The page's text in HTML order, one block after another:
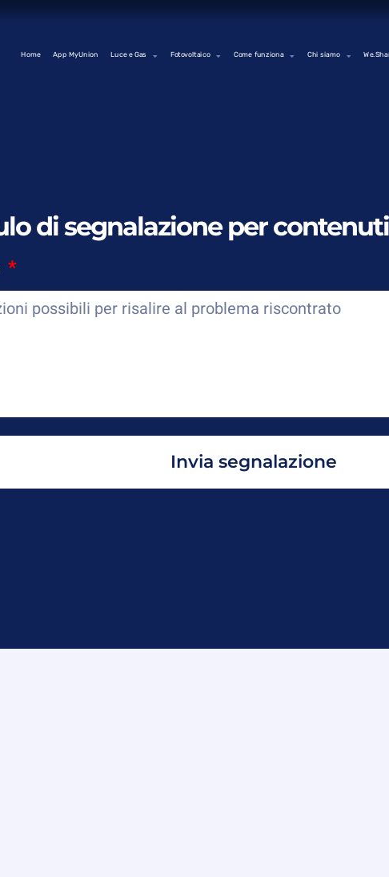
Home App MyUnion Luce e Gas Fotovoltaico Come funziona Chi siamo
di segnalazione per
Invia segnalazione